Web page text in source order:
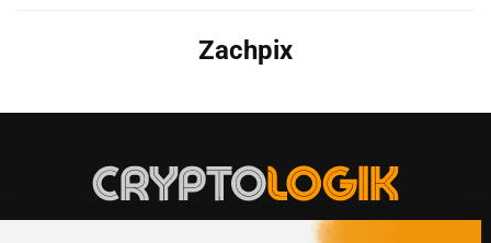
Zachpix